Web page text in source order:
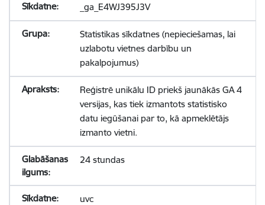
_ga_E4WJ395J3V
Statistikas sīkdatnes (nepieciešamas, lai
uzlabotu vietnes darbību un
pakalpojumus)
Reģistrē unikālu ID priekš jaunākās GA 4
versijas, kas tiek izmantots statistisko
datu iegūšanai par to, kā apmeklētājs
izmanto vietni.
24 stundas
uvc